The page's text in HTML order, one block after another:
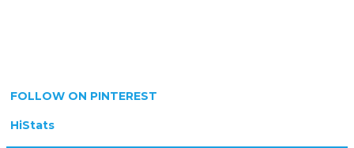
FOLLOW ON PINTEREST
HiStats